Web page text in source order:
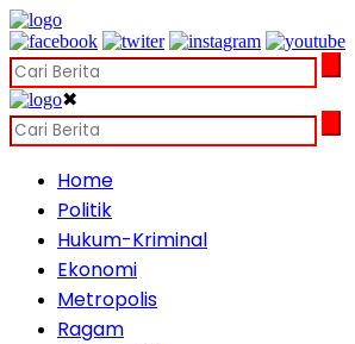
✖
Home
Politik
Hukum-Kriminal
Ekonomi
Metropolis
Ragam